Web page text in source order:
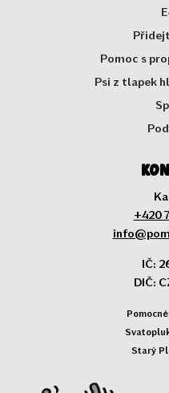
Pomoc s
Psi z tlapek
+420
IČ:
DIČ:
Starý